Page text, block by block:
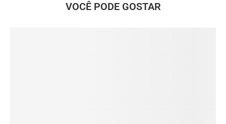
VOCÊ PODE GOSTAR